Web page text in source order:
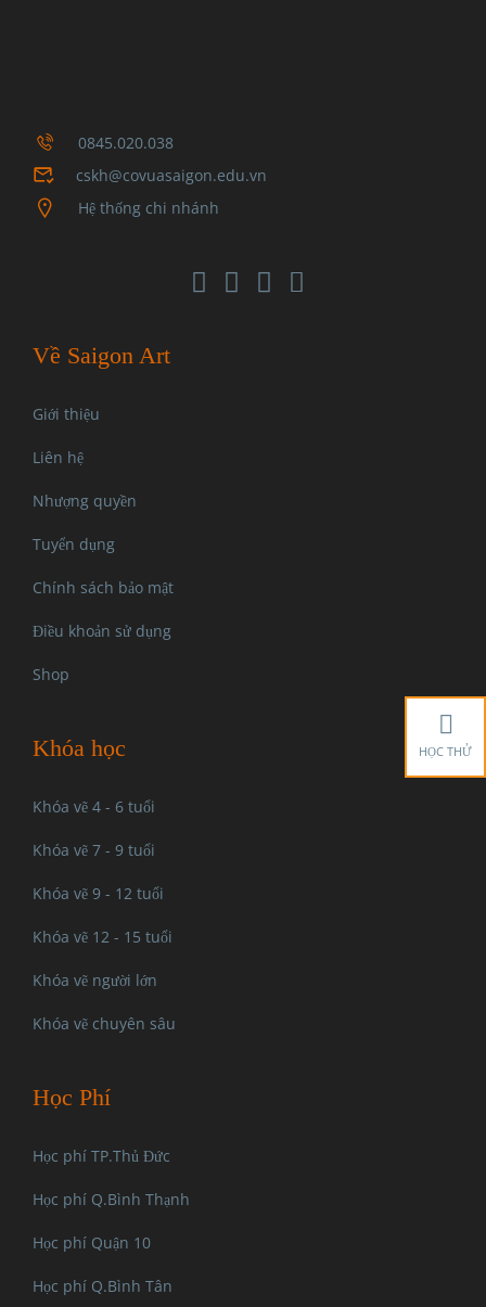
0845.020.038
cskh@covuasaigon.edu.vn
Hệ thống chi nhánh
Về Saigon Art
Giới thiệu
Liên hệ
Nhượng quyền
Tuyển dụng
Chính sách bảo mật
Điều khoản sử dụng
Shop
Khóa học
Khóa vẽ 4 - 6 tuổi
Khóa vẽ 7 - 9 tuổi
Khóa vẽ 9 - 12 tuổi
Khóa vẽ 12 - 15 tuổi
Khóa vẽ người lớn
Khóa vẽ chuyên sâu
Học Phí
Học phí TP.Thủ Đức
Học phí Q.Bình Thạnh
Học phí Quận 10
Học phí Q.Bình Tân
HỌC THỬ